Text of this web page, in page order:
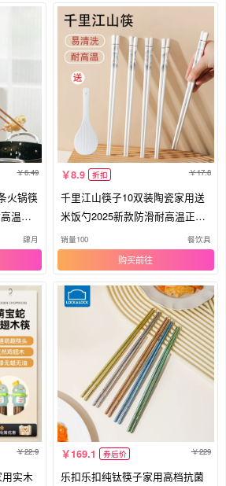
6.49
火锅筷
温简
肆月
8.9 折扣 17.8
千里江山筷子10双装陶瓷家用送
米饭勺2025新款防滑耐高温正品
健康
销量100 餐饮具
购买
22.9
实木
169.1 券后价 229
乐扣乐扣纯钛筷子家用高档抗菌